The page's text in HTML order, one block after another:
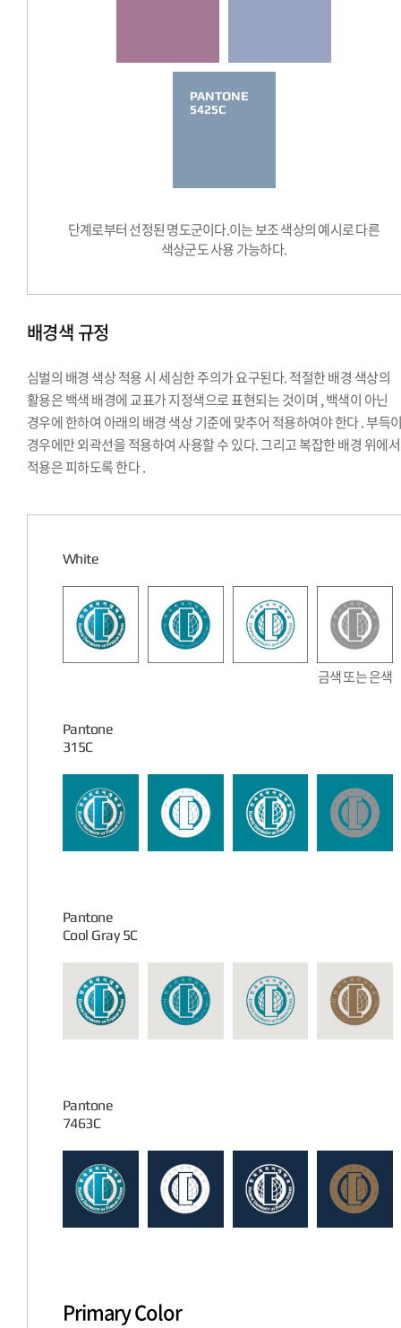
PANTONE
5425C
단계로부터 선정된 명도군이다.이는 보조 색상의 예시로 다른
색상군도 사용 가능하다.
배경색 규정
심벌의 배경 색상 적용 시 세심한 주의가 요구된다. 적절한 배경 색상의
활용은 백색 배경에 교표가 지정색으로 표현되는 것이며 , 백색이 아닌
경우에 한하여 아래의 배경 색상 기준에 맞추어 적용하여야 한다 . 부득
경우에만 외곽선을 적용하여 사용할 수 있다. 그리고 복잡한 배경 위에
적용은 피하도록 한다 .
White
금색 또는 은색
Pantone
315C
Pantone
Cool Gray 5C
Pantone
7463C
Primary Color